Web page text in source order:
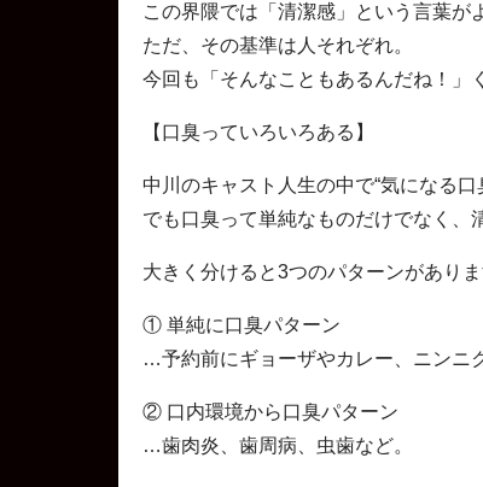
この界隈では「清潔感」という言葉が
ただ、その基準は人それぞれ。
今回も「そんなこともあるんだね！」
【口臭っていろいろある】
中川のキャスト人生の中で“気になる
でも口臭って単純なものだけでなく、
大きく分けると3つのパターンがありま
① 単純に口臭パターン
…予約前にギョーザやカレー、ニンニ
② 口内環境から口臭パターン
…歯肉炎、歯周病、虫歯など。